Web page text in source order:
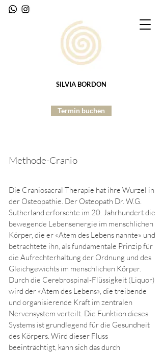
SILVIA BORDON
Termin buchen
Methode-Cranio
Die Craniosacral Therapie hat ihre Wurzel in
der Osteopathie. Der Osteopath Dr. W.G.
Sutherland erforschte im 20. Jahrhundert die
bewegende Lebensenergie im menschlichen
Körper, die er «Atem des Lebens nannte» und
betrachtete ihn, als fundamentale Prinzip für
die Aufrechterhaltung der Ordnung und des
Gleichgewichts im menschlichen Körper.
Durch die Cerebrospinal-Flüssigkeit (Liquor)
wird der «Atem des Lebens», die treibende
und organisierende Kraft im zentralen
Nervensystem verteilt. Die Funktion dieses
Systems ist grundlegend für die Gesundheit
des Körpers. Wird dieser Fluss
beeinträchtigt, kann sich das durch